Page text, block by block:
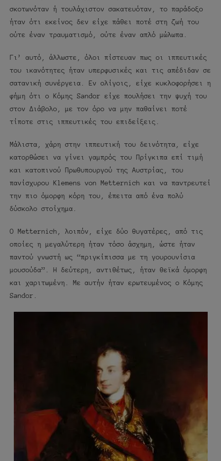
σκοτωνόταν ή τουλάχιστον σακατευόταν, το παράδοξο
ήταν ότι εκείνος δεν είχε πάθει ποτέ στη ζωή του
ούτε έναν τραυματισμό, ούτε έναν απλό μώλωπα.
Γι’ αυτό, άλλωστε, όλοι πίστευαν πως οι ιππευτικές
του ικανότητες ήταν υπερφυσικές και τις απέδιδαν σε
σατανική συνέργεια. Εν ολίγοις, είχε κυκλοφορήσει η
φήμη ότι ο Κόμης Sandor είχε πουλήσει την ψυχή του
στον Διάβολο, με τον όρο να μην παθαίνει ποτέ
τίποτε στις ιππευτικές του επιδείξεις.
Μάλιστα, χάρη στην ιππευτική του δεινότητα, είχε
κατορθώσει να γίνει γαμπρός του Πρίγκιπα επί τιμή
και κατοπινού Πρωθυπουργού της Αυστρίας, του
πανίσχυρου Klemens von Metternich και να παντρευτεί
την πιο όμορφη κόρη του, έπειτα από ένα πολύ
δύσκολο στοίχημα.
Ο Metternich, λοιπόν, είχε δύο θυγατέρες, από τις
οποίες η μεγαλύτερη ήταν τόσο άσχημη, ώστε ήταν
παντού γνωστή ως “πριγκίπισσα με τη γουρουνίσια
μουσούδα”. Η δεύτερη, αντιθέτως, ήταν θεϊκά όμορφη
και χαριτωμένη. Με αυτήν ήταν ερωτευμένος ο Κόμης
Sandor.